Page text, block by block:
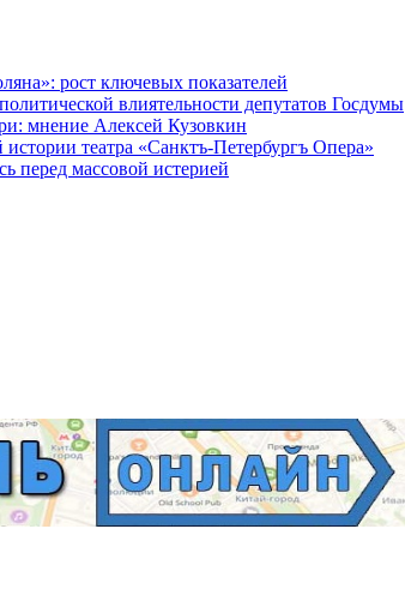
рост ключевых показателей
влиятельности депутатов Госдумы
мнение Алексей Кузовкин
театра «Санктъ-Петербургъ Опера»
перед массовой истерией